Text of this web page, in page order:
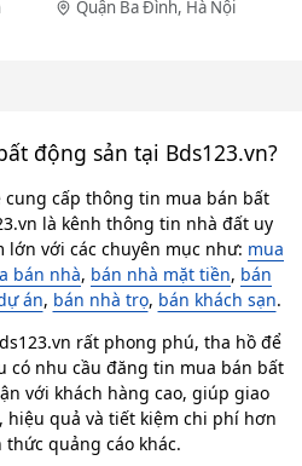
Quận Ba Đình, Hà Nội
động sản tại Bds123.vn?
cấp thông tin mua bán bất
là kênh thông tin nhà đất uy
với các chuyên mục như: mua
bán nhà, bán nhà mặt tiền, bán
án, bán nhà trọ, bán khách sạn.
rất phong phú, tha hồ để
có nhu cầu đăng tin mua bán bất
với khách hàng cao, giúp giao
quả và tiết kiệm chi phí hơn
thức quảng cáo khác.